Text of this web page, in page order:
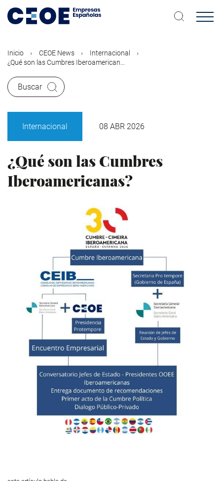
contenido
Inicio CEOE News
Internacional
¿Qué son las Cumbres Iberoamerican...
Buscar
Internacional 08 ABR 2026
¿Qué son las Cumbres
Iberoamericanas?